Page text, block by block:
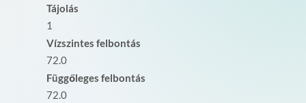
Tájolás
1
Vízszintes felbontás
72.0
Függőleges felbontás
72.0